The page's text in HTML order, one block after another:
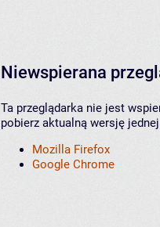
Niewspierana
Ta przeglądarka nie jest
pobierz aktualną wersję
Mozilla Firefox
Google Chrome